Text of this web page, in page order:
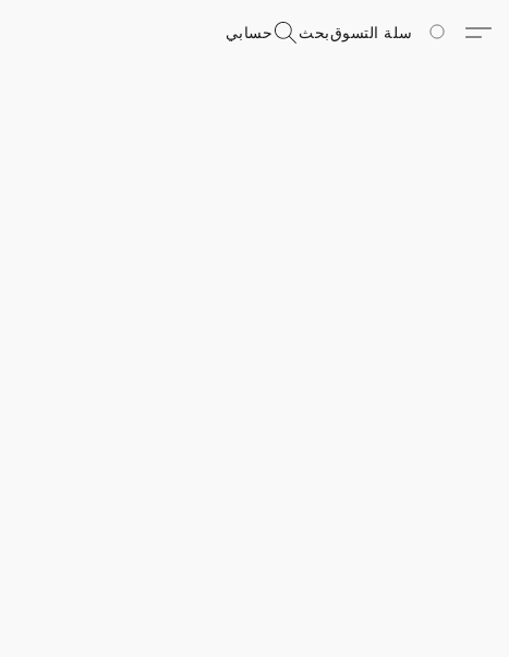
حسابي بحثسلة التسوق